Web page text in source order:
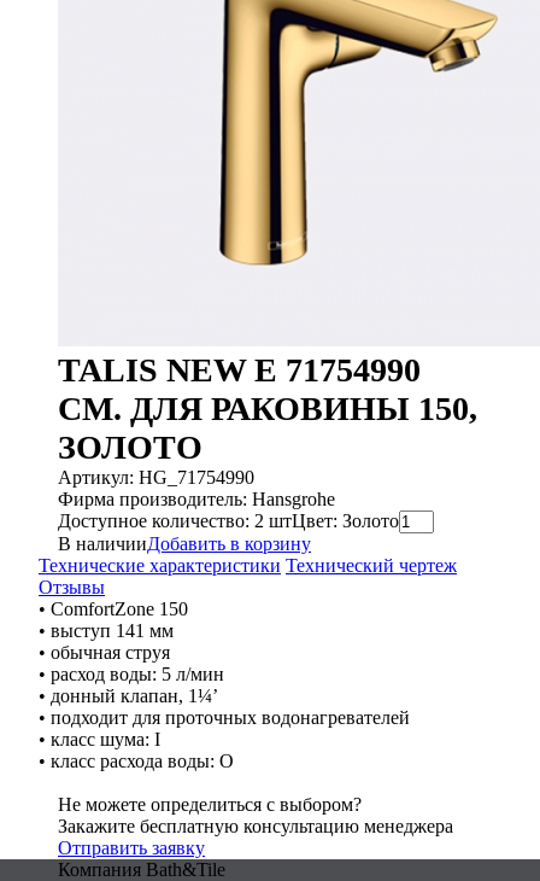
TALIS NEW E 71754990
СМ. ДЛЯ РАКОВИНЫ 150,
ЗОЛОТО
Артикул: HG_71754990
Фирма производитель: Hansgrohe
Доступное количество: 2 штЦвет: Золото
В наличииДобавить в корзину
Технические характеристики Технический чертеж
Отзывы
• ComfortZone 150
• выступ 141 мм
• обычная струя
• расход воды: 5 л/мин
• донный клапан, 1¼’
• подходит для проточных водонагревателей
• класс шума: I
• класс расхода воды: O
Не можете определиться с выбором?
Закажите бесплатную консультацию менеджера
Отправить заявку
Компания Bath&Tile